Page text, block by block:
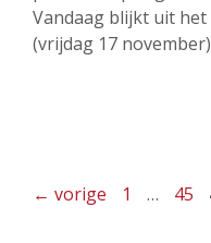
Vandaag blijkt uit
(vrijdag 17
← vorige Pagina
1 … 45